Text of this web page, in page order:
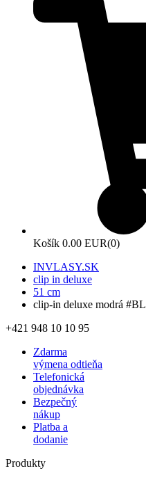
Košík 0.00 EUR(0)
INVLASY.SK
clip in deluxe
51 cm
clip-in deluxe modrá #BL
+421 948 10 10 95
Zdarma
výmena odtieňa
Telefonická
objednávka
Bezpečný
nákup
Platba a
dodanie
Produkty